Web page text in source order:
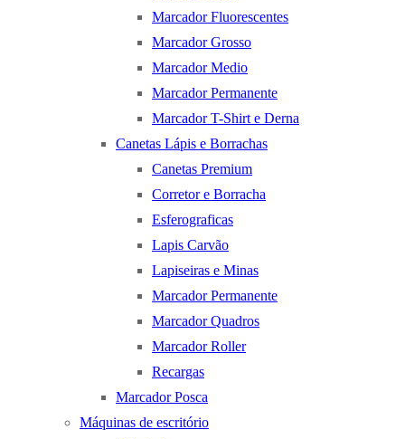
Marcador Fluorescentes
Marcador Grosso
Marcador Medio
Marcador Permanente
Marcador T-Shirt e Derna
Canetas Lápis e Borrachas
Canetas Premium
Corretor e Borracha
Esferograficas
Lapis Carvão
Lapiseiras e Minas
Marcador Permanente
Marcador Quadros
Marcador Roller
Recargas
Marcador Posca
Máquinas de escritório